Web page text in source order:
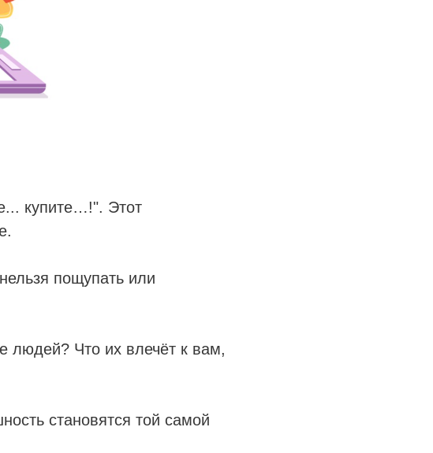
купите…!". Этот
пощупать или
людей? Что их влечёт к вам,
становятся той самой